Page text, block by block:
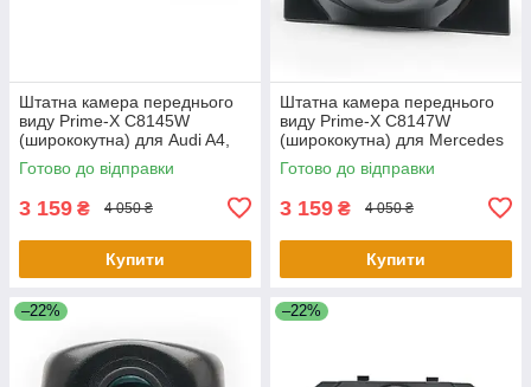
Штатна камера переднього
виду Prime-X C8145W
(ширококутна) для Audi A4,
A4L 2017-2018
Готово до відправки
3 159 ₴ 4 050 ₴
Купити
Штатна камера переднього
виду Prime-X C8147W
(ширококутна) для Mercedes
E-class 2016-2019
Готово до відправки
3 159 ₴ 4 050 ₴
Купити
–22% –22%